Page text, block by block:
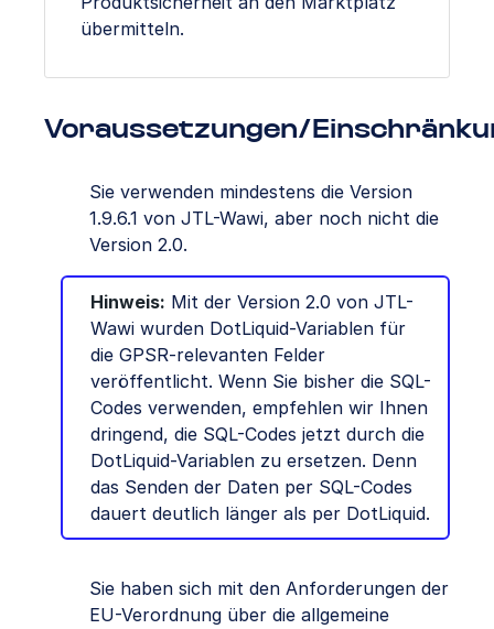
übermitteln.
Voraussetzungen/
Sie verwenden mindestens die Version
1.9.6.1 von JTL-Wawi, aber noch nicht die
Version 2.0.
Hinweis: Mit der Version 2.0 von JTL-
Wawi wurden DotLiquid-Variablen für
die GPSR-relevanten Felder
veröffentlicht. Wenn Sie bisher die SQL-
Codes verwenden, empfehlen wir Ihnen
dringend, die SQL-Codes jetzt durch die
DotLiquid-Variablen zu ersetzen. Denn
das Senden der Daten per SQL-Codes
dauert deutlich länger als per DotLiquid.
Sie haben sich mit den Anforderungen der
EU-Verordnung über die allgemeine